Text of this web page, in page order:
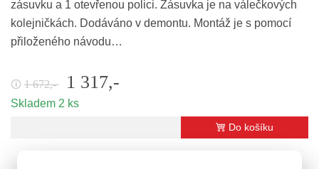
zásuvku a 1 otevřenou polici. Zásuvka je na válečkových
kolejničkách. Dodáváno v demontu. Montáž je s pomocí
přiloženého návodu…
🛈 1 672,- 1 317,-
Skladem 2 ks
Do košíku